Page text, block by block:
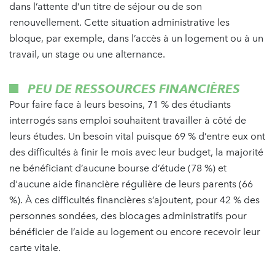
dans l’attente d’un titre de séjour ou de son
renouvellement. Cette situation administrative les
bloque, par exemple, dans l’accès à un logement ou à un
travail, un stage ou une alternance.
PEU DE RESSOURCES FINANCIÈRES
Pour faire face à leurs besoins, 71 % des étudiants
interrogés sans emploi souhaitent travailler à côté de
leurs études. Un besoin vital puisque 69 % d’entre eux ont
des difficultés à finir le mois avec leur budget, la majorité
ne bénéficiant d’aucune bourse d’étude (78 %) et
d'aucune aide financière régulière de leurs parents (66
%). À ces difficultés financières s’ajoutent, pour 42 % des
personnes sondées, des blocages administratifs pour
bénéficier de l’aide au logement ou encore recevoir leur
carte vitale.